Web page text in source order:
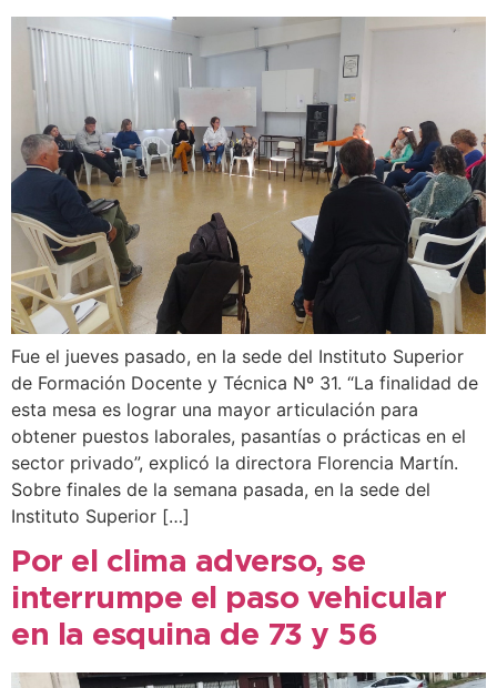
Fue el jueves pasado, en la sede del Instituto Superior
de Formación Docente y Técnica Nº 31. “La finalidad de
esta mesa es lograr una mayor articulación para
obtener puestos laborales, pasantías o prácticas en el
sector privado”, explicó la directora Florencia Martín.
Sobre finales de la semana pasada, en la sede del
Instituto Superior […]
Por el clima adverso, se
interrumpe el paso vehicular
en la esquina de 73 y 56